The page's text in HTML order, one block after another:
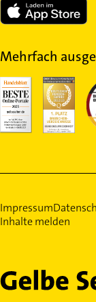
Mehrfach
Impressum
Inhalte melden